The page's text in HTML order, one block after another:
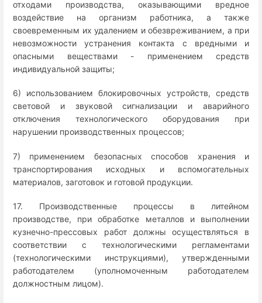
отходами производства, оказывающими вредное
воздействие на организм работника, а также
своевременным их удалением и обезвреживанием, а при
невозможности устранения контакта с вредными и
опасными веществами - применением средств
индивидуальной защиты;
6) использованием блокировочных устройств, средств
световой и звуковой сигнализации и аварийного
отключения технологического оборудования при
нарушении производственных процессов;
7) применением безопасных способов хранения и
транспортирования исходных и вспомогательных
материалов, заготовок и готовой продукции.
17. Производственные процессы в литейном
производстве, при обработке металлов и выполнении
кузнечно-прессовых работ должны осуществляться в
соответствии с технологическими регламентами
(технологическими инструкциями), утвержденными
работодателем (уполномоченным работодателем
должностным лицом).